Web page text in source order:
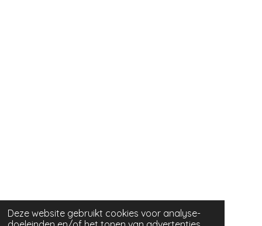
Deze website gebruikt cookies voor analyse-